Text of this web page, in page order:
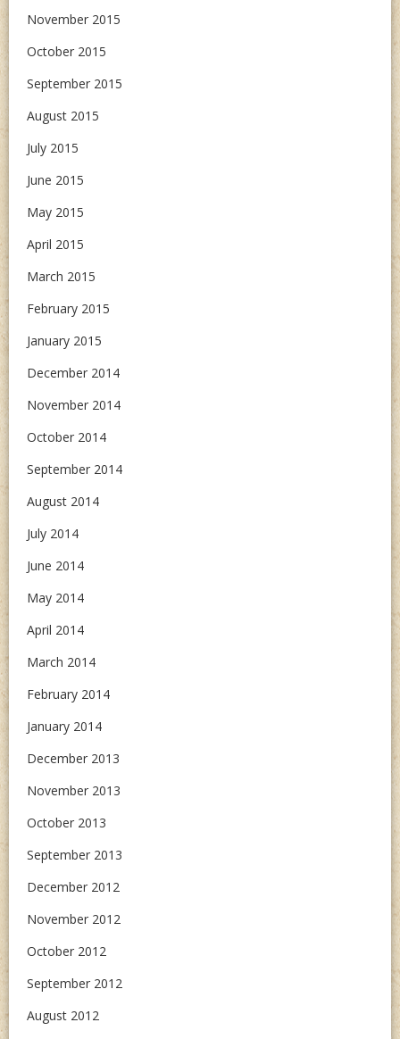
November 2015
October 2015
September 2015
August 2015
July 2015
June 2015
May 2015
April 2015
March 2015
February 2015
January 2015
December 2014
November 2014
October 2014
September 2014
August 2014
July 2014
June 2014
May 2014
April 2014
March 2014
February 2014
January 2014
December 2013
November 2013
October 2013
September 2013
December 2012
November 2012
October 2012
September 2012
August 2012